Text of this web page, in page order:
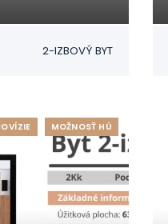
2-IZBOVÝ BYT
MOŽNOSŤ HÚ